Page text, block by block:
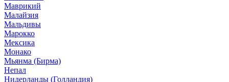
Маврикий
Малайзия
Мальдивы
Марокко
Мексика
Монако
Мьянма (Бирма)
Непал
Нидерланды (Голландия)